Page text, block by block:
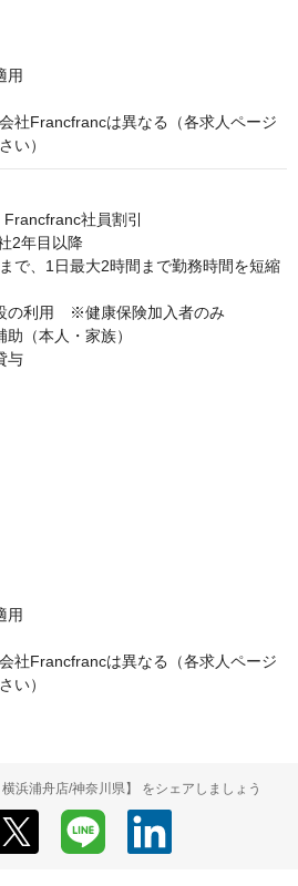
用
社Francfrancは異なる（各求人ページ
い）
社員割引
2年目以降
で、1日最大2時間まで勤務時間を短縮
の利用　※健康保険加入者のみ
（本人・家族）
与
用
社Francfrancは異なる（各求人ページ
い）
浜浦舟店/神奈川県】 をシェアしましょう